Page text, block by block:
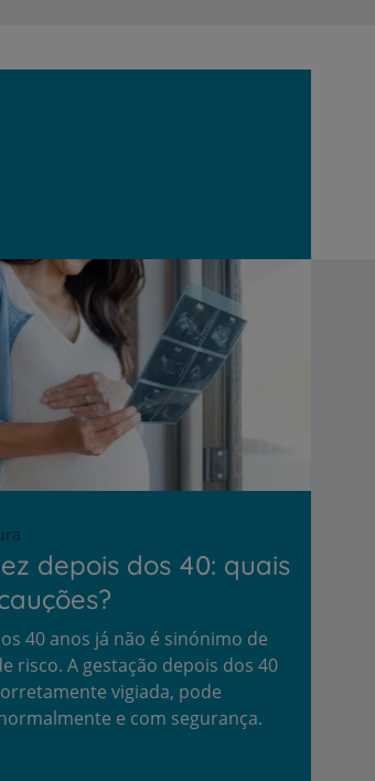
depois dos 40: quais
40 anos já não é sinónimo de
risco. A gestação depois dos 40
vigiada, pode
e com segurança.